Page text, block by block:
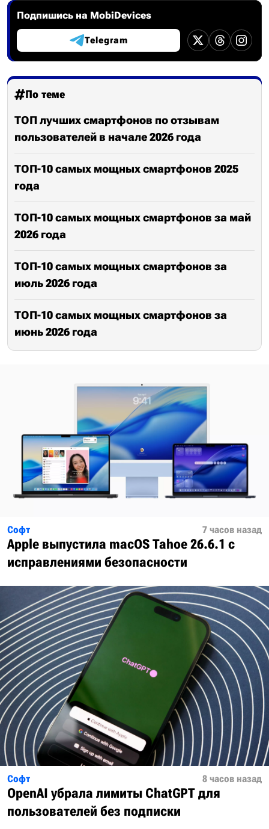
Подпишись на MobiDevices
Telegram
По теме
ТОП лучших смартфонов по отзывам
пользователей в начале 2026 года
ТОП-10 самых мощных смартфонов 2025
года
ТОП-10 самых мощных смартфонов за май
2026 года
ТОП-10 самых мощных смартфонов за
июль 2026 года
ТОП-10 самых мощных смартфонов за
июнь 2026 года
Софт 7 часов назад
Apple выпустила macOS Tahoe 26.6.1 с
исправлениями безопасности
Софт 8 часов назад
OpenAI убрала лимиты ChatGPT для
пользователей без подписки